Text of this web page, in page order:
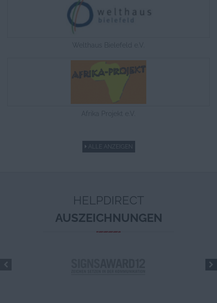
Welthaus Bielefeld e.V.
Afrika Projekt e.V.
ALLE ANZEIGEN
HELPDIRECT
AUSZEICHNUNGEN